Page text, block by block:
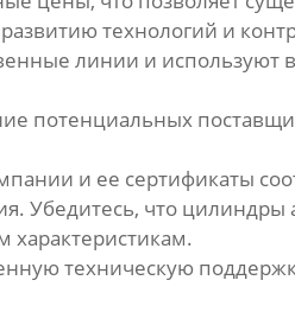
технологий и
линии и используют
потенциальных
и ее сертификаты
Убедитесь, что
характеристикам.
техническую